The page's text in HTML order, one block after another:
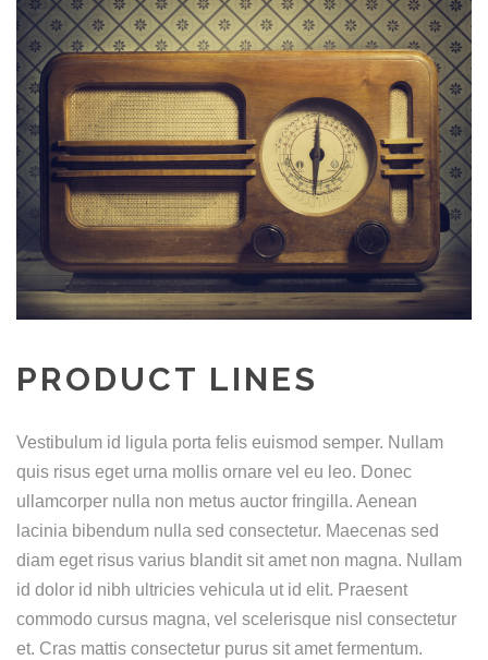
PRODUCT LINES
Vestibulum id ligula porta felis euismod semper. Nullam
quis risus eget urna mollis ornare vel eu leo. Donec
ullamcorper nulla non metus auctor fringilla. Aenean
lacinia bibendum nulla sed consectetur. Maecenas sed
diam eget risus varius blandit sit amet non magna. Nullam
id dolor id nibh ultricies vehicula ut id elit. Praesent
commodo cursus magna, vel scelerisque nisl consectetur
et. Cras mattis consectetur purus sit amet fermentum.